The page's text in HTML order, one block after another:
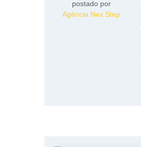
postado por
Agência Nex Step